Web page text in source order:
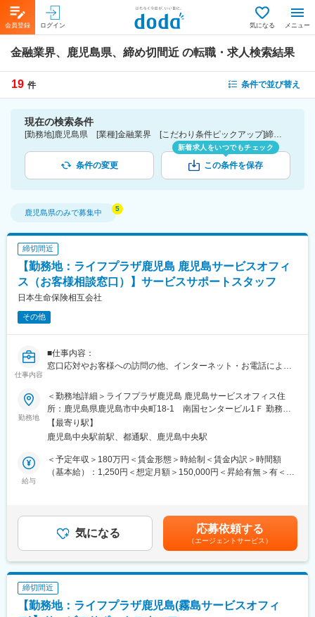
会員登録 ログイン 気になる メニュー
金融業界、鹿児島県、締め切間近 の転職・求人検索結果
19 件 条件で並び替え
現在の検索条件
[勤務地]鹿児島県 [業種]金融業界 [こだわり条件ピックアップ]締切間近
条件の変更
新着求人をいつでもチェック
この条件を保存
鹿児島県のみで募集中
締切間近
【勤務地：ライフプラザ鹿児島 鹿児島サービスオフィ
ス（お客様相談窓口）】サービスサポートスタッフ
日本生命保険相互会社
その他
仕事内容
■仕事内容：
窓口応対やお客様への訪問の他、インターネット・お電話による
ビス及び営業
■労働契約補足：
まずはサービスサポートスタッフ(パート職制／３ヵ月毎に契約更
新)として採用します。パート職制を経て、お客様へのコンサルテ
ィングに必要な基礎知識・基礎スキルを習得し勤務良好の場合、
サービスコーディネーター(正職員)への登用※となります。
※本人希望・業務習熟度・勤務実態等に応じて、サービスコーディ
【期間の定め】無
【初任給月額】201,000円
サービスコーディネーター(サービスサポートスタッフ)の採用募集
に際し、当社が応募者の方々より取得した個人情報につきまして
は、当社採用募集に関する業務にのみ使用させていただきます。
勤務地
＜勤務地詳細＞ライフプラザ鹿児島 鹿児島サービスオフィス住
所：鹿児島県鹿児島市中央町18-1 南国センタービル1Ｆ 勤務地
最寄駅：JR・市電線／鹿児島中央駅受動喫煙対策：屋内全面禁煙
変更の範囲：会社の定める事業所
【最寄り駅】
鹿児島中央駅前駅、都通駅、鹿児島中央駅
給与
＜予定年収＞180万円＜賃金形態＞時給制＜賃金内訳＞時間額
（基本給）：1,250円＜想定月額＞150,000円＜昇給有無＞有＜残
は、職務内容欄参照。賃金はあくまでも目安の金額であり、選考
を通じて上下する可能性があります。月給(月額)は固定手当を含め
た表記です。
気になる 応募依頼する
（エージェントサービス）
締切間近
【勤務地：ライフプラザ鹿児島(霧島サービスオフィ